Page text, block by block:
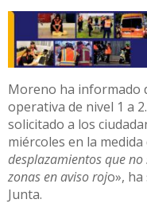
Moreno ha informado
operativa de nivel 1 a
solicitado a los
miércoles en la
desplazamientos que
zonas en aviso rojo»,
Junta.